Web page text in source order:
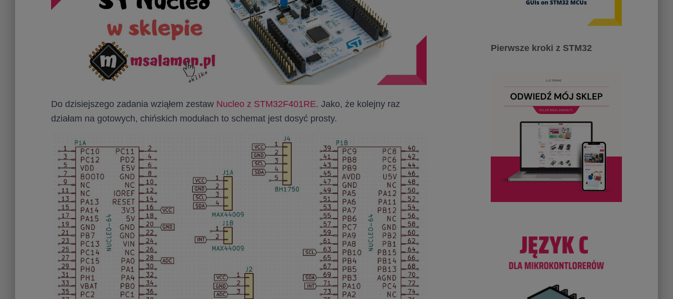
Do dzisiejszego zadania wziąłem zestaw Nucleo z STM32F401RE. Jako, że kolejny raz
działam na gotowych, chińskich modułach to schemat jest dosyć prosty.
Pierwsze kroki z STM32